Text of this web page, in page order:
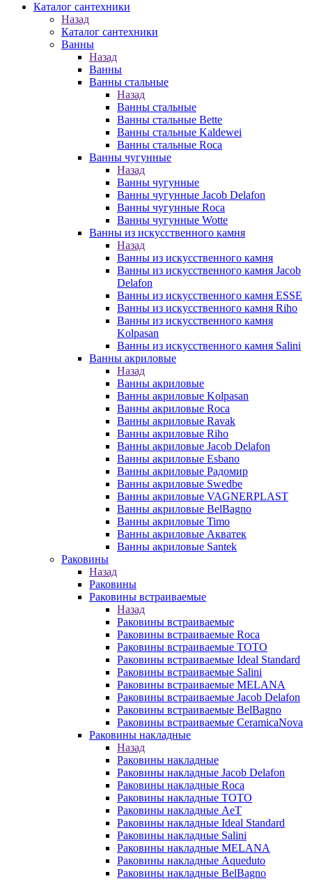
Каталог сантехники
Назад
Каталог сантехники
Ванны
Назад
Ванны
Ванны стальные
Назад
Ванны стальные
Ванны стальные Bette
Ванны стальные Kaldewei
Ванны стальные Roca
Ванны чугунные
Назад
Ванны чугунные
Ванны чугунные Jacob Delafon
Ванны чугунные Roca
Ванны чугунные Wotte
Ванны из искусственного камня
Назад
Ванны из искусственного камня
Ванны из искусственного камня Jacob
Delafon
Ванны из искусственного камня ESSE
Ванны из искусственного камня Riho
Ванны из искусственного камня
Kolpasan
Ванны из искусственного камня Salini
Ванны акриловые
Назад
Ванны акриловые
Ванны акриловые Kolpasan
Ванны акриловые Roca
Ванны акриловые Ravak
Ванны акриловые Riho
Ванны акриловые Jacob Delafon
Ванны акриловые Esbano
Ванны акриловые Радомир
Ванны акриловые Swedbe
Ванны акриловые VAGNERPLAST
Ванны акриловые BelBagno
Ванны акриловые Timo
Ванны акриловые Акватек
Ванны акриловые Santek
Раковины
Назад
Раковины
Раковины встраиваемые
Назад
Раковины встраиваемые
Раковины встраиваемые Roca
Раковины встраиваемые TOTO
Раковины встраиваемые Ideal Standard
Раковины встраиваемые Salini
Раковины встраиваемые MELANA
Раковины встраиваемые Jacob Delafon
Раковины встраиваемые BelBagno
Раковины встраиваемые CeramicaNova
Раковины накладные
Назад
Раковины накладные
Раковины накладные Jacob Delafon
Раковины накладные Roca
Раковины накладные TOTO
Раковины накладные AeT
Раковины накладные Ideal Standard
Раковины накладные Salini
Раковины накладные MELANA
Раковины накладные Aqueduto
Раковины накладные BelBagno